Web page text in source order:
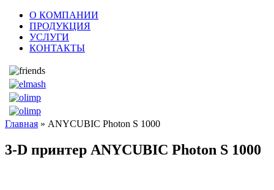
О КОМПАНИИ
ПРОДУКЦИЯ
УСЛУГИ
КОНТАКТЫ
Главная » ANYCUBIC Photon S 1000
3-D принтер ANYCUBIC Photon S 1000